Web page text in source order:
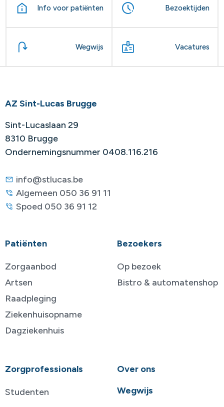
Info voor patiënten Bezoektijden
Wegwijs Vacatures
AZ Sint-Lucas Brugge
Sint-Lucaslaan 29
8310 Brugge
Ondernemingsnummer 0408.116.216
info@stlucas.be
Algemeen 050 36 91 11
Spoed 050 36 91 12
Patiënten
Zorgaanbod
Artsen
Raadpleging
Ziekenhuisopname
Dagziekenhuis
Bezoekers
Op bezoek
Bistro & automatenshop
Zorgprofessionals
Studenten
Over ons
Wegwijs